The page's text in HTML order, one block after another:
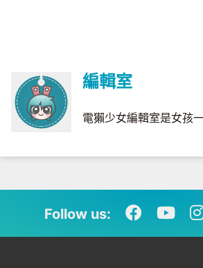
編輯室
電獺少女編輯室是女孩
Follow us: